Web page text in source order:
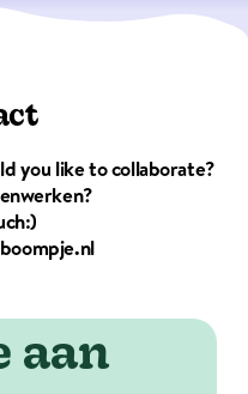
you like to collaborate?
aan